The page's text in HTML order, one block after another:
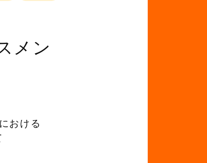
メン
おける